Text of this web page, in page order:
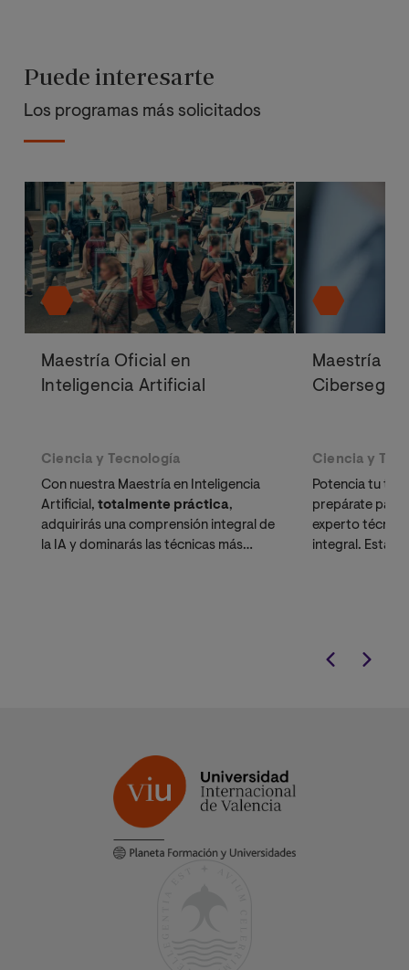
Puede interesarte
Los programas más solicitados
Maestría Oficial en
Inteligencia Artificial
Ciencia y Tecnología
Con nuestra Maestría en Inteligencia
Artificial,totalmente práctica,
adquirirás una comprensión integral de
la IA y dominarás las técnicas más
Maestría
Ciencia y
Potencia tu
prepárate para
experto
integral. Esta